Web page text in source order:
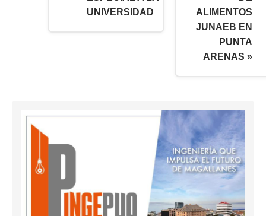
UNIVERSIDAD
ALIMENTOS
JUNAEB EN
PUNTA
ARENAS »